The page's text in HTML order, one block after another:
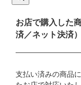
メインコンテ
お店で購入した
済／ネット決済）
支払い済みの商品